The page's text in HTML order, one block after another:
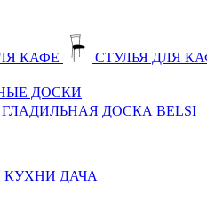
КАФЕ СТУЛЬЯ ДЛЯ
ДОСКИ
ДОСКА BELSI
КУХНИ ДАЧА